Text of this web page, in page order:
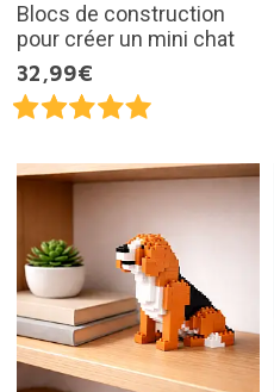
Blocs de construction
pour créer un mini chat
32,99€